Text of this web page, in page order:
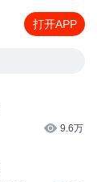
打开APP
9.6万